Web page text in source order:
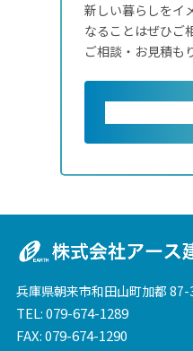
新しい暮らしをイ
なることはぜひご
ご相談・お見積も
兵庫県朝来市和田山町加都 87-
TEL:079-674-1289
FAX: 079-674-1290